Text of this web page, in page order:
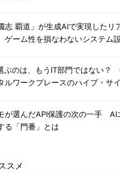
志 覇道」が生成AIで実現したリ
ーム性を損なわないシステム
ぶのは、もうIT部門ではない？
ルワークプレースのハイプ・サ
が選んだAPI保護の次の一手 AI
る「門番」とは
スメ